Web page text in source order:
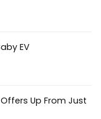
EV
Up From Just